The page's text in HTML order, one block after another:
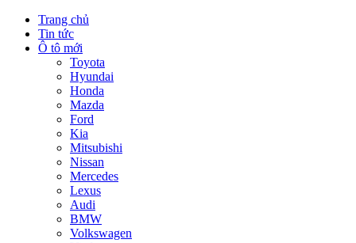
Trang chủ
Tin tức
Ô tô mới
Toyota
Hyundai
Honda
Mazda
Ford
Kia
Mitsubishi
Nissan
Mercedes
Lexus
Audi
BMW
Volkswagen